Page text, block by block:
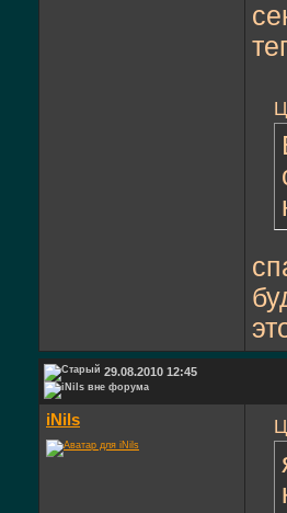
29.08.2010 12:45
iNils